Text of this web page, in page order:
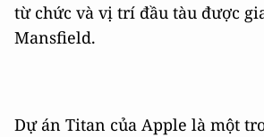
từ chức và vị trí đầu tàu được
Mansfield.
Dự án Titan của Apple là một